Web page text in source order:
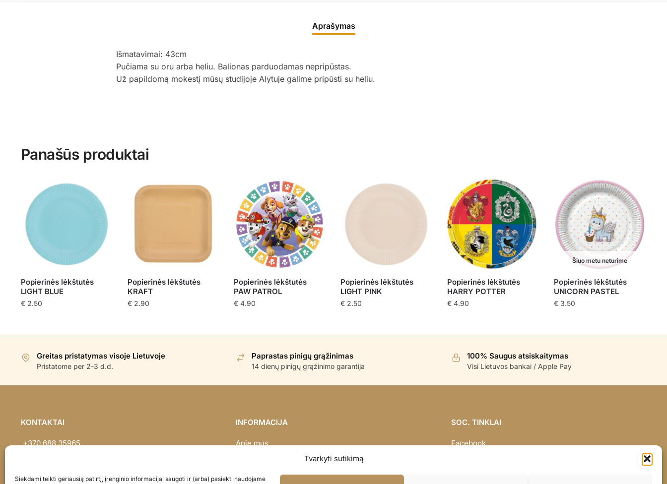
Tvarkyti sutikimą
Siekdami teikti geriausią patirtį, įrenginio informacijai saugoti ir (arba) pasiekti naudojame
Aprašymas
Išmatavimai: 43cm
Pučiama su oru arba heliu. Balionas parduodamas nepripūstas.
Už papildomą mokestį mūsų studijoje Alytuje galime pripūsti su heliu.
Panašūs produktai
Popierinės lėkštutės
LIGHT BLUE
€2.50
Popierinės lėkštutės
KRAFT
€2.90
Popierinės lėkštutės
PAW PATROL
€ 4.90
Popierinės lėkštutės
LIGHT PINK
€ 2.50
Popierinės lėkštutės
HARRY POTTER
€ 4.90
Šiuo metu neturime
Popierinės lėkštutės
UNICORN PASTEL
€3.50
Greitas pristatymas visoje Lietuvoje
Pristatome per 2-3 d.d.
Paprastas pinigų grąžinimas
14 dienų pinigų grąžinimo garantija
100% Saugus atsiskaitymas
Visi Lietuvos bankai / Apple Pay
KONTAKTAI
+370 688 35965
INFORMACIJA
Apie mus
SOC. TINKLAI
Facebook